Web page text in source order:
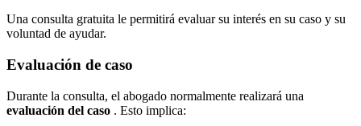
Una consulta gratuita le permitirá evaluar su interés en su caso y su
voluntad de ayudar.
Evaluación de caso
Durante la consulta, el abogado normalmente realizará una
evaluación del caso . Esto implica: